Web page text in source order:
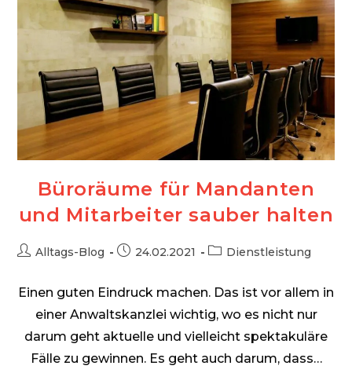
Büroräume für Mandanten
und Mitarbeiter sauber halten
Beitrags-
Alltags-Blog
Beitrag24.02.2021
Beitrags-
Dienstleistung
Einen guten Eindruck machen. Das ist vor allem in
einer Anwaltskanzlei wichtig, wo es nicht nur
darum geht aktuelle und vielleicht spektakuläre
Fälle zu gewinnen. Es geht auch darum, dass…